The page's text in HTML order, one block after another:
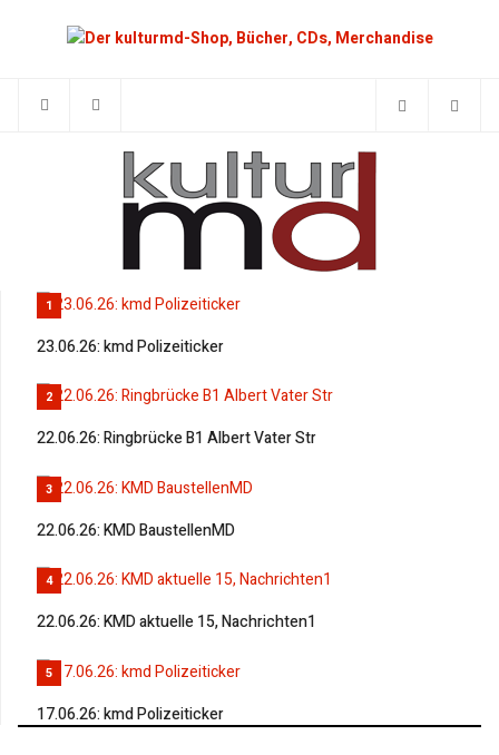
1
23.06.26: kmd Polizeiticker
2
22.06.26: Ringbrücke B1 Albert Vater Str
3
22.06.26: KMD BaustellenMD
4
22.06.26: KMD aktuelle 15, Nachrichten1
5
17.06.26: kmd Polizeiticker